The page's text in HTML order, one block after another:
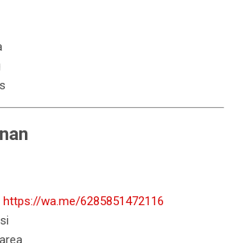
https://wa.me/6285851472116